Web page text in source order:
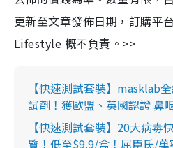
更新至文章發佈日期，訂購平
Lifestyle 概不負責。>>
【快速測試套裝】masklab
試劑！獲歐盟、英國認證 鼻
【快速測試套裝】20大病毒
覽！低至$9.9/盒！屈臣氏/